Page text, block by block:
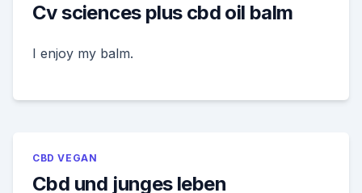
Cv sciences plus cbd oil balm
I enjoy my balm.
CBD VEGAN
Cbd und junges leben